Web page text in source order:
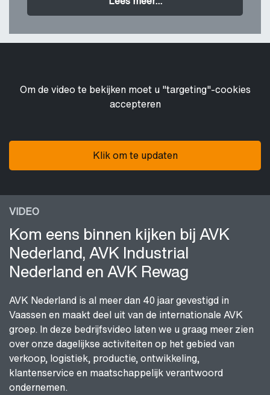
Om de video te bekijken moet u "targeting"-cookies
accepteren
Klik om te updaten
VIDEO
Kom eens binnen kijken bij AVK
Nederland, AVK Industrial
Nederland en AVK Rewag
AVK Nederland is al meer dan 40 jaar gevestigd in
Vaassen en maakt deel uit van de internationale AVK
groep. In deze bedrijfsvideo laten we u graag meer zien
over onze dagelijkse activiteiten op het gebied van
verkoop, logistiek, productie, ontwikkeling,
klantenservice en maatschappelijk verantwoord
ondernemen.